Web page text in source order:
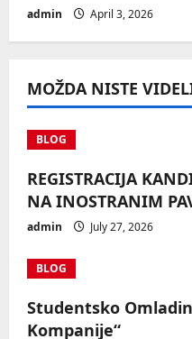
admin April 3, 2026
MOŽDA NISTE
BLOG
REGISTRACIJA
NA INOSTRANIM
admin July 27, 2026
BLOG
Studentsko
Kompanije“